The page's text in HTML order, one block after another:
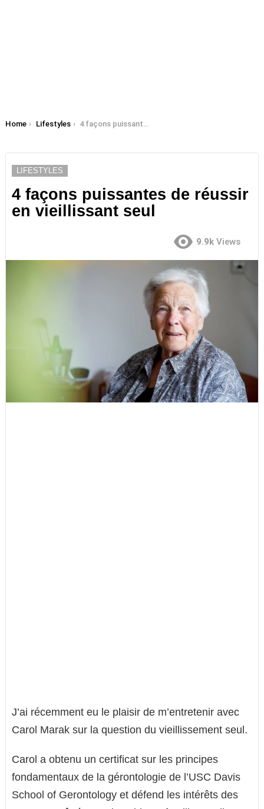
You are here:
Home Lifestyles 4 façons puissantes de réussir en vieillissant seul
LIFESTYLES
4 façons puissantes de réussir
en vieillissant seul
9.9k Views
J’ai récemment eu le plaisir de m’entretenir avec
Carol Marak sur la question du vieillissement seul.
Carol a obtenu un certificat sur les principes
fondamentaux de la gérontologie de l’USC Davis
School of Gerontology et défend les intérêts des